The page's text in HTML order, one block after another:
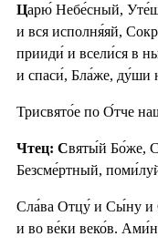
Царю́ Небе́сный,
и вся исполня́яй,
прииди́ и всели́ся в
и спаси́, Бла́же, ду́ши
Трисвято́е по О́тче
Чтец: Святы́й Бо́же,
Безсме́ртный,
Сла́ва Отцу́ и Сы́ну и
и во ве́ки веко́в.